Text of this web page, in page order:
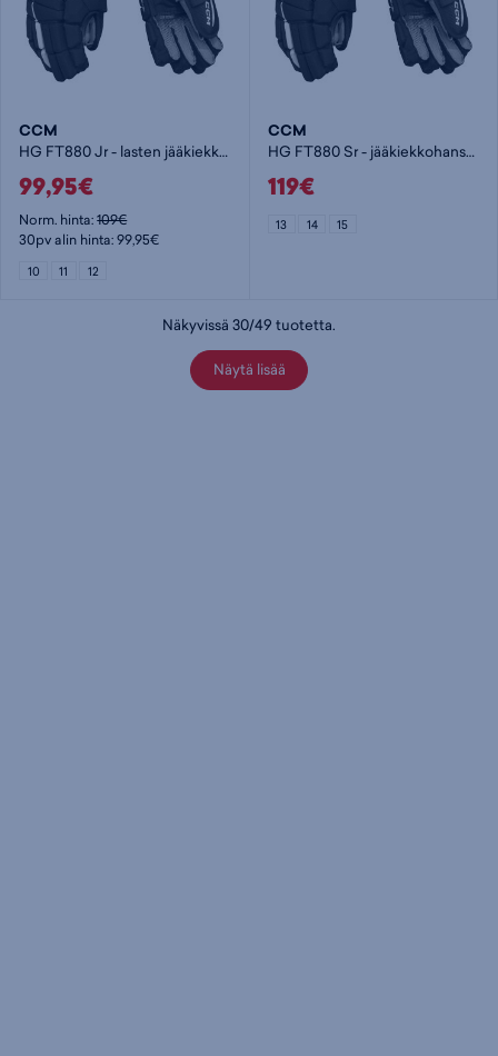
CCM
HG FT880 Jr - lasten jääkiekkohanska
99,95€
Norm. hinta:109€
30pv alin hinta: 99,95€
10 11 12
CCM
HG FT880 Sr - jääkiekkohanska
119€
13 14 15
Näkyvissä 30/49 tuotetta.
Näytä lisää